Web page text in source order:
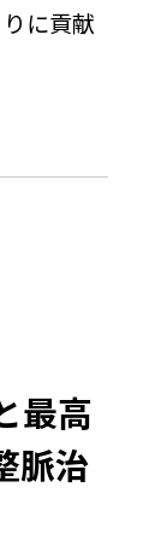
に貢献
最高
脈治